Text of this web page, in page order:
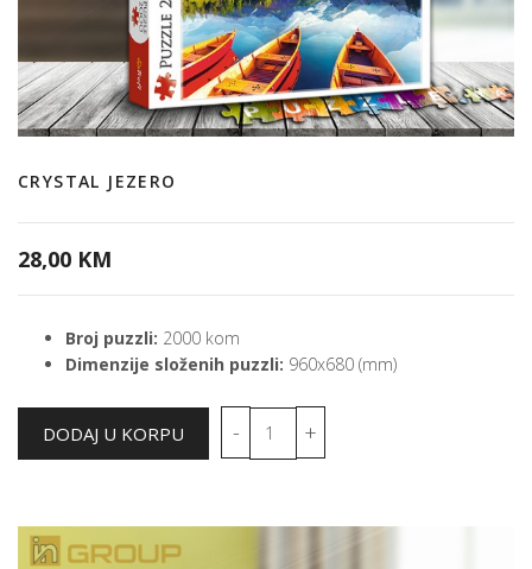
CRYSTAL JEZERO
28,00 KM
Broj puzzli: 2000 kom
Dimenzije složenih puzzli: 960x680 (mm)